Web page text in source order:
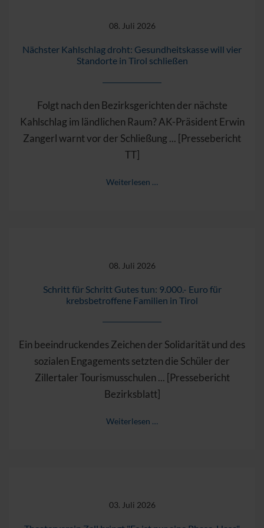
08. Juli 2026
Nächster Kahlschlag droht: Gesundheitskasse will vier
Standorte in Tirol schließen
Folgt nach den Bezirksgerichten der nächste
Kahlschlag im ländlichen Raum? AK-Präsident Erwin
Zangerl warnt vor der Schließung ... [Pressebericht
TT]
Weiterlesen …
08. Juli 2026
Schritt für Schritt Gutes tun: 9.000.- Euro für
krebsbetroffene Familien in Tirol
Ein beeindruckendes Zeichen der Solidarität und des
sozialen Engagements setzten die Schüler der
Zillertaler Tourismusschulen ... [Pressebericht
Bezirksblatt]
Weiterlesen …
03. Juli 2026